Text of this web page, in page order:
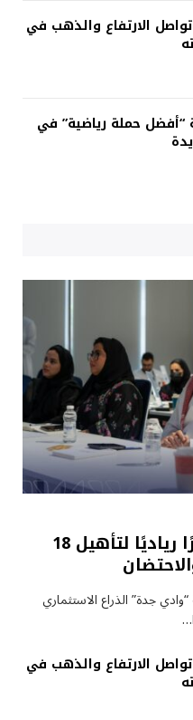
الارتفاع والذهب في
“أفضل حملة رياضية” في
وادي جدة” تطلق معسكرًا رياديًا لتأهيل 18
شركة “وادي جدة” الذراع الاستثماري
الارتفاع والذهب في